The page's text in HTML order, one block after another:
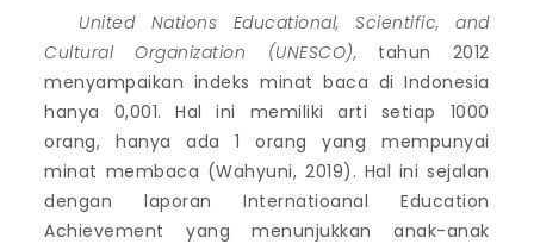
United Nations Educational, Scientific, and
Cultural Organization (UNESCO), tahun 2012
menyampaikan indeks minat baca di Indonesia
hanya 0,001. Hal ini memiliki arti setiap 1000
orang, hanya ada 1 orang yang mempunyai
minat membaca (Wahyuni, 2019). Hal ini sejalan
dengan laporan Internatioanal Education
Achievement yang menunjukkan anak-anak